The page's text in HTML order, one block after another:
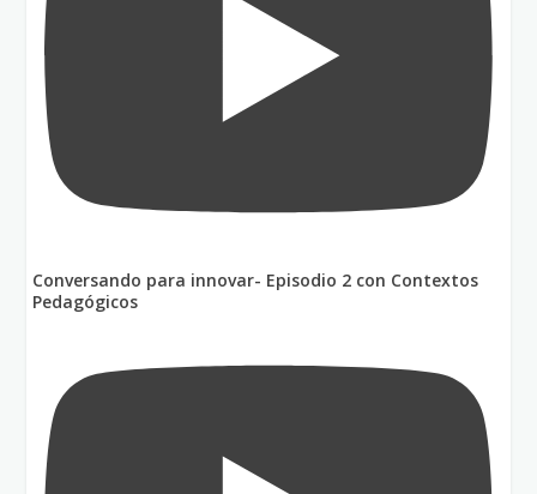
Conversando para innovar- Episodio 2 con Contextos
Pedagógicos